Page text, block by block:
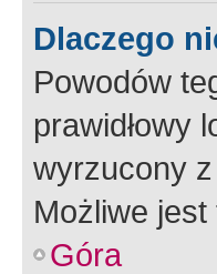
Dlaczego
Powodów
prawidłowy
wyrzucony
Możliwe
Góra